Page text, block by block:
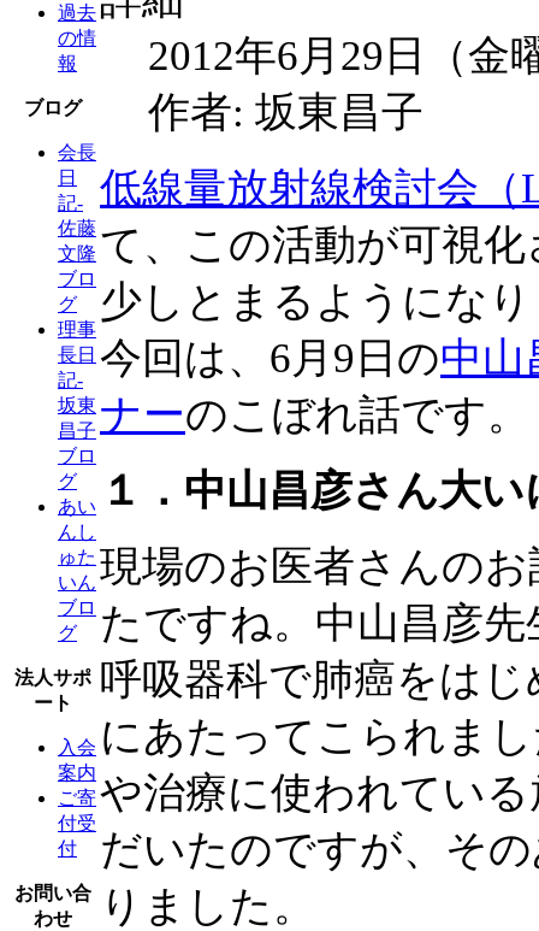
過去
の情
報
ブログ
会長
日
記-
佐藤
文隆
ブロ
グ
理事
長日
記-
坂東
昌子
ブロ
グ
あい
んし
ゅた
いん
ブロ
グ
法人サポ
ート
入会
案内
ご寄
付受
付
お問い合
わせ
2012年6月29日（金
作者: 坂東昌子
低線量放射線検討会
て、この活動が可視
少しとまるようにな
今回は、6月9日の中山
ナーのこぼれ話です。
１．中山昌彦さん大
現場のお医者さんの
たですね。中山昌彦
呼吸器科で肺癌をは
にあたってこられま
や治療に使われてい
だいたのですが、そ
りました。